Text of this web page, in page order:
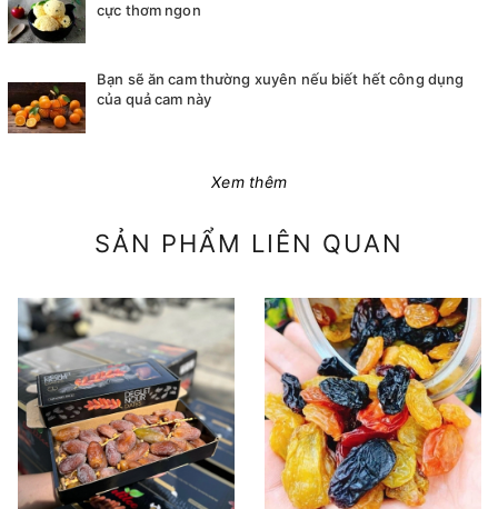
cực thơm ngon
Bạn sẽ ăn cam thường xuyên nếu biết hết công dụng
của quả cam này
Xem thêm
SẢN PHẨM LIÊN QUAN